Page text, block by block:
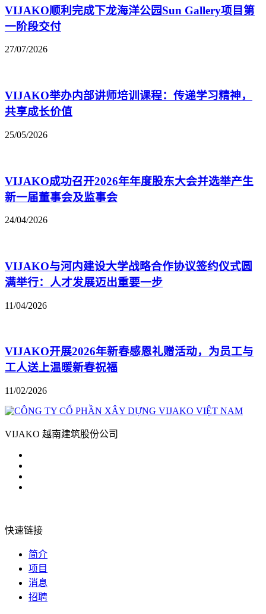
VIJAKO顺利完成下龙海洋公园Sun Gallery项目第
一阶段交付
27/07/2026
VIJAKO举办内部讲师培训课程：传递学习精神，
共享成长价值
25/05/2026
VIJAKO成功召开2026年年度股东大会并选举产生
新一届董事会及监事会
24/04/2026
VIJAKO与河内建设大学战略合作协议签约仪式圆
满举行：人才发展迈出重要一步
11/04/2026
VIJAKO开展2026年新春感恩礼赠活动，为员工与
工人送上温暖新春祝福
11/02/2026
VIJAKO 越南建筑股份公司
快速链接
简介
项目
消息
招聘